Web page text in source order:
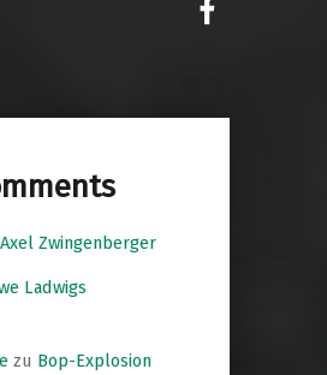
Axel Zwingenberger
Ladwigs
zu Bop-Explosion